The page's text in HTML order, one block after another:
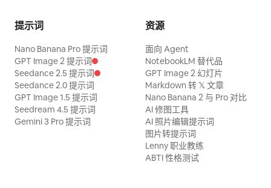
提示词
Nano Banana Pro 提示词
GPT Image 2 提示词
Seedance 2.5 提示词
Seedance 2.0 提示词
GPT Image 1.5 提示词
Seedream 4.5 提示词
Gemini 3 Pro 提示词
资源
面向 Agent
NotebookLM 替代品
GPT Image 2 幻灯片
Markdown 转 𝕏 文章
Nano Banana 2 与 Pro 对比
AI 修图工具
AI 照片编辑提示词
图片转提示词
Lenny 职业教练
ABTI 性格测试